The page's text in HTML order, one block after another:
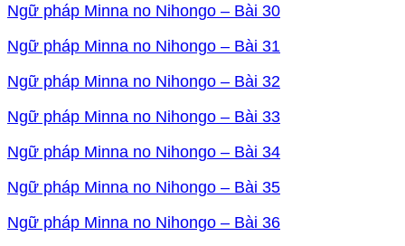
Ngữ pháp Minna no Nihongo – Bài 30
Ngữ pháp Minna no Nihongo – Bài 31
Ngữ pháp Minna no Nihongo – Bài 32
Ngữ pháp Minna no Nihongo – Bài 33
Ngữ pháp Minna no Nihongo – Bài 34
Ngữ pháp Minna no Nihongo – Bài 35
Ngữ pháp Minna no Nihongo – Bài 36